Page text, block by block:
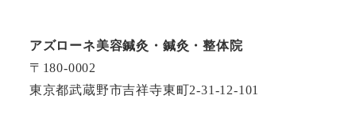
アズローネ美容鍼灸・鍼灸・整体院
〒180-0002
東京都武蔵野市吉祥寺東町2-31-12-101